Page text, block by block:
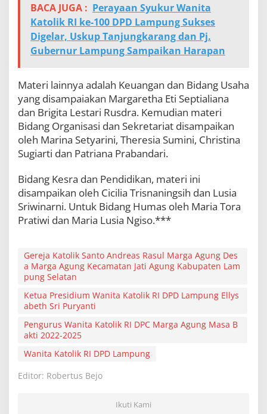
BACA JUGA : Perayaan Syukur Wanita
Katolik RI ke-100 DPD Lampung Sukses
Digelar, Uskup Tanjungkarang dan Pj.
Gubernur Lampung Sampaikan Harapan
Materi lainnya adalah Keuangan dan Bidang Usaha
yang disampaiakan Margaretha Eti Septialiana
dan Brigita Lestari Rusdra. Kemudian materi
Bidang Organisasi dan Sekretariat disampaikan
oleh Marina Setyarini, Theresia Sumini, Christina
Sugiarti dan Patriana Prabandari.
Bidang Kesra dan Pendidikan, materi ini
disampaikan oleh Cicilia Trisnaningsih dan Lusia
Sriwinarni. Untuk Bidang Humas oleh Maria Tora
Pratiwi dan Maria Lusia Ngiso.***
Gereja Katolik Santo Andreas Rasul Marga Agung Des
a Marga Agung Kecamatan Jati Agung Kabupaten Lam
pung Selatan
Ketua Presidium Wanita Katolik RI DPD Lampung Ellys
abeth Sri Puryanti
Pengurus Wanita Katolik RI DPC Marga Agung Masa B
akti 2022-2025
Wanita Katolik RI DPD Lampung
Editor: Robertus Bejo
Ikuti Kami